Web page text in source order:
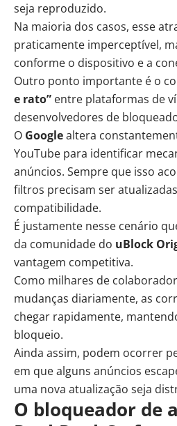
seja reproduzido.
Na maioria dos casos, esse
praticamente imperceptível,
conforme o dispositivo e a
Outro ponto importante é o
e rato” entre plataformas de
desenvolvedores de
O Googlealtera
YouTube para identificar
anúncios. Sempre que isso
filtros precisam ser
compatibilidade.
É justamente nesse cenário
da comunidade do uBlock
vantagem competitiva.
Como milhares de
mudanças diariamente, as
chegar rapidamente,
bloqueio.
Ainda assim, podem ocorrer
em que alguns anúncios
uma nova atualização seja
O bloqueador de